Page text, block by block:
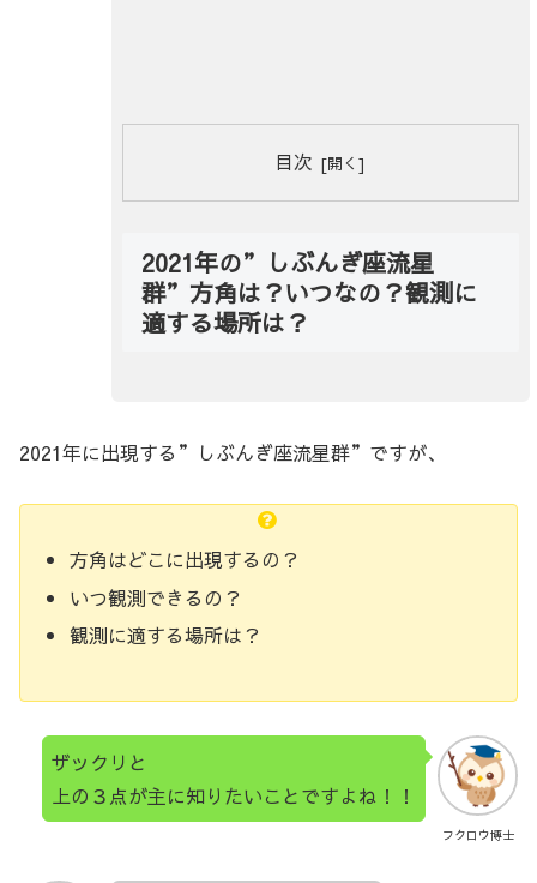
目次
2021年の”しぶんぎ座流星
群”方角は？いつなの？観測に
適する場所は？
2021年に出現する”しぶんぎ座流星群”ですが、
方角はどこに出現するの？
いつ観測できるの？
観測に適する場所は？
フクロウ博士
ザックリと
上の３点が主に知りたいことですよね！！